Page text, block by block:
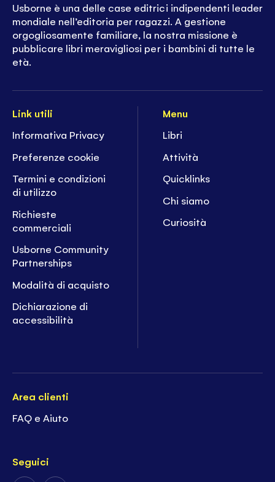
Link utili
Informativa Privacy
Preferenze cookie
Termini e condizioni
di utilizzo
Richieste
commerciali
Usborne Community
Partnerships
Modalità di acquisto
Dichiarazione di
accessibilità
Menu
Libri
Attività
Quicklinks
Chi siamo
Curiosità
Area clienti
FAQ e Aiuto
Seguici
Usborne è una delle case editrici indipendenti leader
mondiale nell’editoria per ragazzi. A gestione
orgogliosamente familiare, la nostra missione è
pubblicare libri meravigliosi per i bambini di tutte le
età.